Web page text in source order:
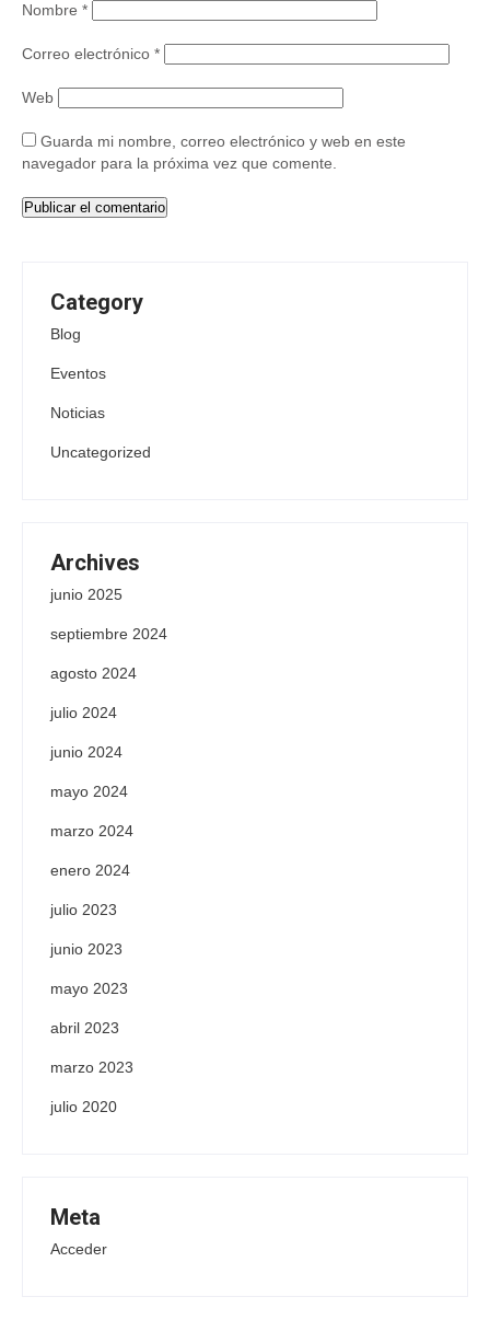
Nombre *
Correo electrónico *
Web
Guarda mi nombre, correo electrónico y web en este
navegador para la próxima vez que comente.
Category
Blog
Eventos
Noticias
Uncategorized
Archives
junio 2025
septiembre 2024
agosto 2024
julio 2024
junio 2024
mayo 2024
marzo 2024
enero 2024
julio 2023
junio 2023
mayo 2023
abril 2023
marzo 2023
julio 2020
Meta
Acceder